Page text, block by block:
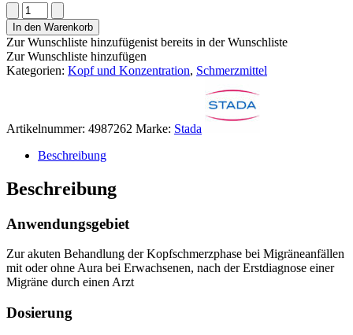
Aurasin
akut
2,5mg
Menge
In den Warenkorb
Zur Wunschliste hinzufügenist bereits in der Wunschliste
Zur Wunschliste hinzufügen
Kategorien: Kopf und Konzentration, Schmerzmittel
Artikelnummer: 4987262 Marke: Stada
Beschreibung
Beschreibung
Anwendungsgebiet
Zur akuten Behandlung der Kopfschmerzphase bei Migräneanfällen
mit oder ohne Aura bei Erwachsenen, nach der Erstdiagnose einer
Migräne durch einen Arzt
Dosierung